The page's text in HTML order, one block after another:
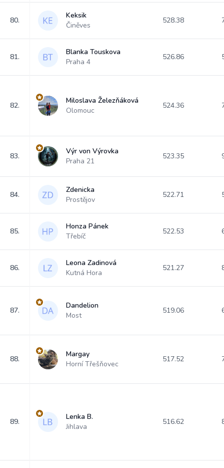
80.
Keksik
Činěves
528.38
81.
Blanka Touskova
Praha 4
526.86
82.
Miloslava Železňáková
Olomouc
524.36
83.
Výr von Výrovka
Praha 21
523.35
84.
Zdenicka
Prostějov
522.71
85.
Honza Pánek
Třebíč
522.53
86.
Leona Zadinová
Kutná Hora
521.27
87.
Dandelion
Most
519.06
88.
Margay
Horní Třešňovec
517.52
89.
Lenka B.
Jihlava
516.62